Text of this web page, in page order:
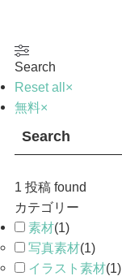
Search
Reset all×
無料×
Search
1 投稿 found
カテゴリー
素材(1)
写真素材(1)
イラスト素材(1)